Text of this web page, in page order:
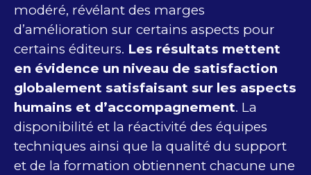
modéré, révélant des marges
d’amélioration sur certains aspects pour
certains éditeurs. Les résultats mettent
en évidence un niveau de satisfaction
globalement satisfaisant sur les aspects
humains et d’accompagnement. La
disponibilité et la réactivité des équipes
techniques ainsi que la qualité du support
et de la formation obtiennent chacune une